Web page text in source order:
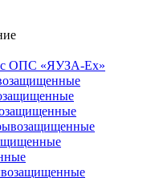
ОПС «ЯУЗА-Ех»